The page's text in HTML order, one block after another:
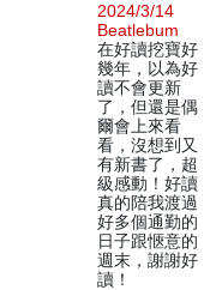
2024/3/14
Beatlebum
在好讀挖寶好
幾年，以為好
讀不會更新
了，但還是偶
爾會上來看
看，沒想到又
有新書了，超
級感動！好讀
真的陪我渡過
好多個通勤的
日子跟愜意的
週末，謝謝好
讀！